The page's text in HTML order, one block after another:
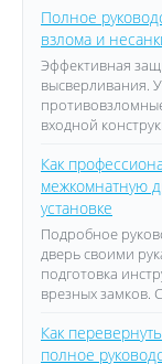
Полное
взлома и
Эффективная
высверливания.
входной
Как
межкомнатную
установке
Подробное
дверь своими
подготовка
врезных замков.
Как
полное